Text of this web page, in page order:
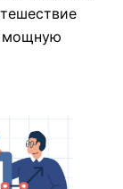
мощную